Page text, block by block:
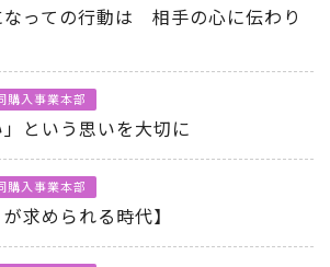
なっての行動は 相手の心に伝わり
購入事業本部
という思いを大切に
購入事業本部
求められる時代】